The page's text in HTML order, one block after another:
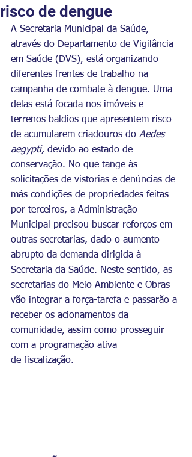
risco de dengue
A Secretaria Municipal da Saúde,
através do Departamento de Vigilância
em Saúde (DVS), está organizando
diferentes frentes de trabalho na
campanha de combate à dengue. Uma
delas está focada nos imóveis e
terrenos baldios que apresentem risco
de acumularem criadouros do Aedes
aegypti, devido ao estado de
conservação. No que tange às
solicitações de vistorias e denúncias de
más condições de propriedades feitas
por terceiros, a Administração
Municipal precisou buscar reforços em
outras secretarias, dado o aumento
abrupto da demanda dirigida à
Secretaria da Saúde. Neste sentido, as
secretarias do Meio Ambiente e Obras
vão integrar a força-tarefa e passarão a
receber os acionamentos da
comunidade, assim como prosseguir
com a programação ativa
de fiscalização.